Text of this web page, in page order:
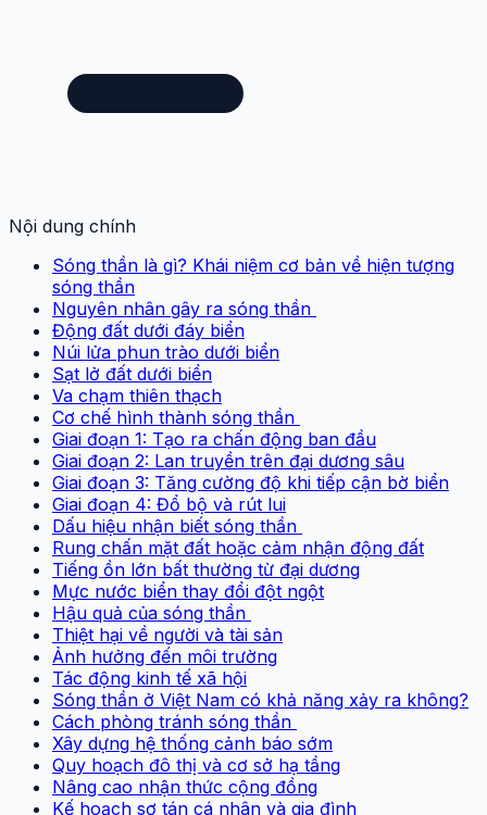
Nội dung chính
Sóng thần là gì? Khái niệm cơ bản về hiện tượng
sóng thần
Nguyên nhân gây ra sóng thần
Động đất dưới đáy biển
Núi lửa phun trào dưới biển
Sạt lở đất dưới biển
Va chạm thiên thạch
Cơ chế hình thành sóng thần
Giai đoạn 1: Tạo ra chấn động ban đầu
Giai đoạn 2: Lan truyền trên đại dương sâu
Giai đoạn 3: Tăng cường độ khi tiếp cận bờ biển
Giai đoạn 4: Đổ bộ và rút lui
Dấu hiệu nhận biết sóng thần
Rung chấn mặt đất hoặc cảm nhận động đất
Tiếng ồn lớn bất thường từ đại dương
Mực nước biển thay đổi đột ngột
Hậu quả của sóng thần
Thiệt hại về người và tài sản
Ảnh hưởng đến môi trường
Tác động kinh tế xã hội
Sóng thần ở Việt Nam có khả năng xảy ra không?
Cách phòng tránh sóng thần
Xây dựng hệ thống cảnh báo sớm
Quy hoạch đô thị và cơ sở hạ tầng
Nâng cao nhận thức cộng đồng
Kế hoạch sơ tán cá nhân và gia đình